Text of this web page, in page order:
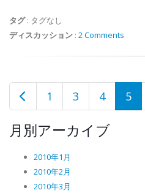
タグ: タグなし
ディスカッション : 2 Comments
1 3 4 5
月別アーカイブ
2010年1月
2010年2月
2010年3月